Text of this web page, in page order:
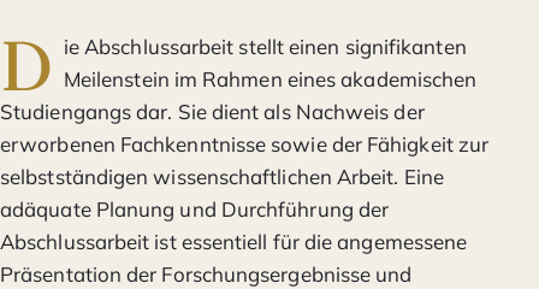
D ie Abschlussarbeit stellt einen signifikanten
Meilenstein im Rahmen eines akademischen
Studiengangs dar. Sie dient als Nachweis der
erworbenen Fachkenntnisse sowie der Fähigkeit zur
selbstständigen wissenschaftlichen Arbeit. Eine
adäquate Planung und Durchführung der
Abschlussarbeit ist essentiell für die angemessene
Präsentation der Forschungsergebnisse und